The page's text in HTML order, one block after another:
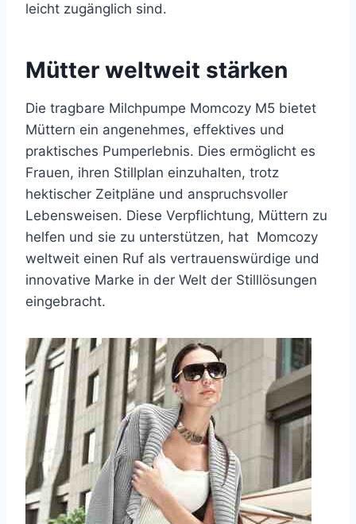
leicht zugänglich sind.
Mütter weltweit stärken
Die tragbare Milchpumpe Momcozy M5 bietet
Müttern ein angenehmes, effektives und
praktisches Pumperlebnis. Dies ermöglicht es
Frauen, ihren Stillplan einzuhalten, trotz
hektischer Zeitpläne und anspruchsvoller
Lebensweisen. Diese Verpflichtung, Müttern zu
helfen und sie zu unterstützen, hat Momcozy
weltweit einen Ruf als vertrauenswürdige und
innovative Marke in der Welt der Stilllösungen
eingebracht.